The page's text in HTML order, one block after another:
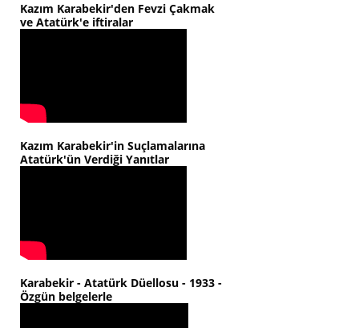
Kazım Karabekir'den Fevzi Çakmak
ve Atatürk'e iftiralar
Kazım Karabekir'in Suçlamalarına
Atatürk'ün Verdiği Yanıtlar
Karabekir - Atatürk Düellosu - 1933 -
Özgün belgelerle